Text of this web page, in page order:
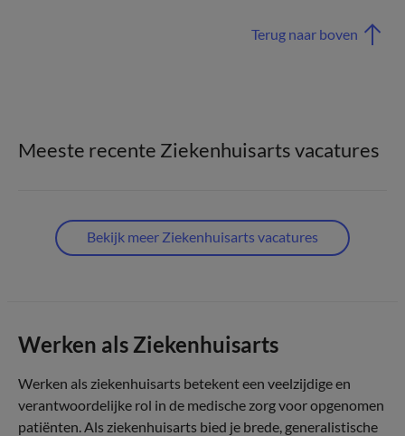
Terug naar boven
Meeste recente Ziekenhuisarts vacatures
Bekijk meer Ziekenhuisarts vacatures
Werken als Ziekenhuisarts
Werken als ziekenhuisarts betekent een veelzijdige en
verantwoordelijke rol in de medische zorg voor opgenomen
patiënten. Als ziekenhuisarts bied je brede, generalistische